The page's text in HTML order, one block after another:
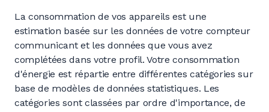
La consommation de vos appareils est une
estimation basée sur les données de votre compteur
communicant et les données que vous avez
complétées dans votre profil. Votre consommation
d'énergie est répartie entre différentes catégories sur
base de modèles de données statistiques. Les
catégories sont classées par ordre d'importance, de